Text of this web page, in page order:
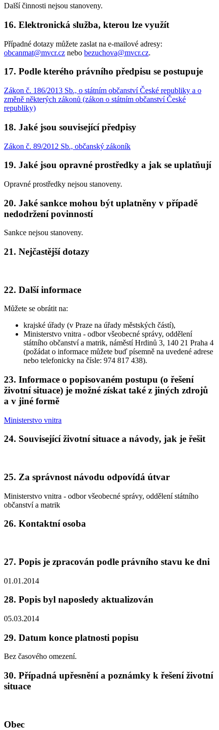
Další činnosti nejsou stanoveny.
16. Elektronická služba, kterou lze využít
Případné dotazy můžete zaslat na e-mailové adresy:
obcanmat@mvcr.cz nebo bezuchova@mvcr.cz.
17. Podle kterého právního předpisu se postupuje
Zákon č. 186/2013 Sb., o státním občanství České republiky a o
změně některých zákonů (zákon o státním občanství České
republiky)
18. Jaké jsou související předpisy
Zákon č. 89/2012 Sb., občanský zákoník
19. Jaké jsou opravné prostředky a jak se uplatňují
Opravné prostředky nejsou stanoveny.
20. Jaké sankce mohou být uplatněny v případě
nedodržení povinností
Sankce nejsou stanoveny.
21. Nejčastější dotazy
22. Další informace
Můžete se obrátit na:
krajské úřady (v Praze na úřady městských částí),
Ministerstvo vnitra - odbor všeobecné správy, oddělení
státního občanství a matrik, náměstí Hrdinů 3, 140 21 Praha 4
(požádat o informace můžete buď písemně na uvedené adrese
nebo telefonicky na čísle: 974 817 438).
23. Informace o popisovaném postupu (o řešení
životní situace) je možné získat také z jiných zdrojů
a v jiné formě
Ministerstvo vnitra
24. Související životní situace a návody, jak je řešit
25. Za správnost návodu odpovídá útvar
Ministerstvo vnitra - odbor všeobecné správy, oddělení státního
občanství a matrik
26. Kontaktní osoba
27. Popis je zpracován podle právního stavu ke dni
01.01.2014
28. Popis byl naposledy aktualizován
05.03.2014
29. Datum konce platnosti popisu
Bez časového omezení.
30. Případná upřesnění a poznámky k řešení životní
situace
Obec